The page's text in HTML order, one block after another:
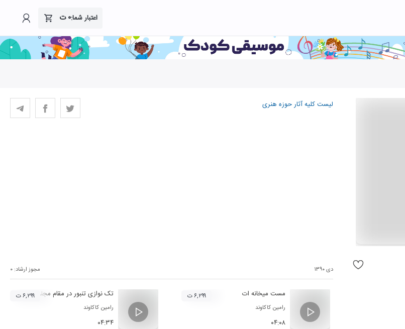
اعتبار شما:۰ت
لیست کلیه آثار حوزه هنری
دی ۱۳۹۰ مجوز ارشاد: ۰
مست میخانه ات
رامین کاکاوند
۰۴:۰۸
۶,۲۹۹ ت تک نوازی تنبور در مقام مجنونی
رامین کاکاوند
۰۴:۳۴
۶,۲۹۹ ت